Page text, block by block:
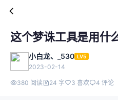
这个梦诛工具是用什
小白龙、_530 LV5
2023-02-14
380 阅读 24 字 3 喜欢 4 评论